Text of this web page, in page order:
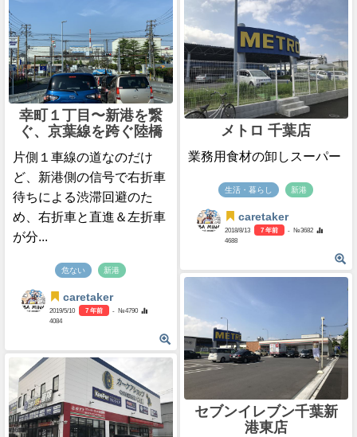
幸町１丁目〜新港を繋
ぐ、京葉線を跨ぐ陸橋
片側１車線の道なのだけ
ど、新港側の信号で右折車
待ちによる渋滞回避のた
め、右折車と直進＆左折車
が分...
危ない 新港
caretaker
2019/5/10 7 年前
- №4790
4084
メトロ 千葉店
業務用食材の卸しスーパー
生活・暮らし 新港
caretaker
2018/8/13 7 年前
- №3682
4688
セブンイレブン千葉新
港東店